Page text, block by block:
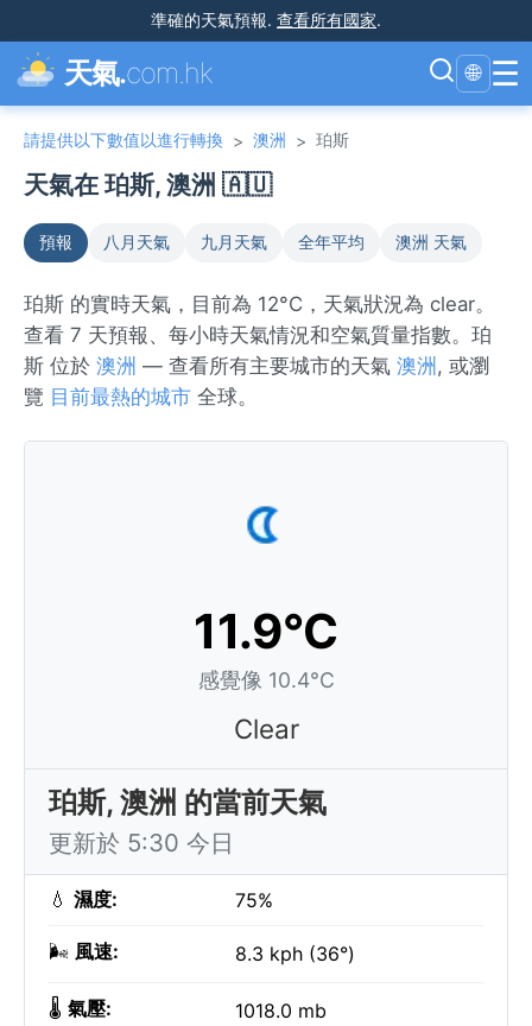
準確的天氣預報. 查看所有國家.
天氣.com.hk 🌐 ☰
請提供以下數值以進行轉換 > 澳洲 > 珀斯
天氣在 珀斯, 澳洲 🇦🇺
預報 八月天氣 九月天氣 全年平均 澳洲 天氣
珀斯 的實時天氣，目前為 12°C，天氣狀況為 clear。
查看 7 天預報、每小時天氣情況和空氣質量指數。珀
斯 位於 澳洲 — 查看所有主要城市的天氣 澳洲 , 或瀏
覽 目前最熱的城市 全球。
11.9°C
感覺像 10.4°C
Clear
珀斯, 澳洲 的當前天氣
更新於 5:30 今日
💧 濕度: 75%
🌬️ 風速: 8.3 kph (36°)
🌡️ 氣壓: 1018.0 mb